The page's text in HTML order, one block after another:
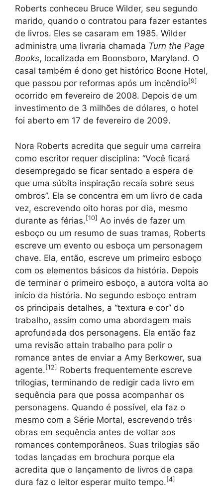
Roberts conheceu Bruce Wilder, seu segundo
marido, quando o contratou para fazer estantes
de livros. Eles se casaram em 1985. Wilder
administra uma livraria chamada Turn the Page
Books, localizada em Boonsboro, Maryland. O
casal também é dono get histórico Boone Hotel,
que passou por reformas após um incêndio[9]
ocorrido em fevereiro de 2008. Depois de um
investimento de 3 milhões de dólares, o hotel
foi aberto em 17 de fevereiro de 2009.
Nora Roberts acredita que seguir uma carreira
como escritor requer disciplina: “Você ficará
desempregado se ficar sentado a espera de
que uma súbita inspiração recaía sobre seus
ombros”. Ela se concentra em um livro de cada
vez, escrevendo oito horas por dia, mesmo
durante as férias. [10] Ao invés de fazer um
esboço ou um resumo de suas tramas, Roberts
escreve um evento ou esboça um personagem
chave. Ela, então, escreve um primeiro esboço
com os elementos básicos da história. Depois
de terminar o primeiro esboço, a autora volta ao
início da história. No segundo esboço entram
os principais detalhes, a “textura e cor” do
trabalho, assim como uma abordagem mais
aprofundada dos personagens. Ela então faz
uma revisão attain trabalho para polir o
romance antes de enviar a Amy Berkower, sua
agente. [12] Roberts frequentemente escreve
trilogias, terminando de redigir cada livro em
sequência para que possa acompanhar os
personagens. Quando é possível, ela faz o
mesmo com a Série Mortal, escrevendo três
obras em sequência antes de voltar aos
romances contemporâneos. Suas trilogias são
todas lançadas em brochura porque ela
acredita que o lançamento de livros de capa
dura faz o leitor esperar muito tempo. [4]